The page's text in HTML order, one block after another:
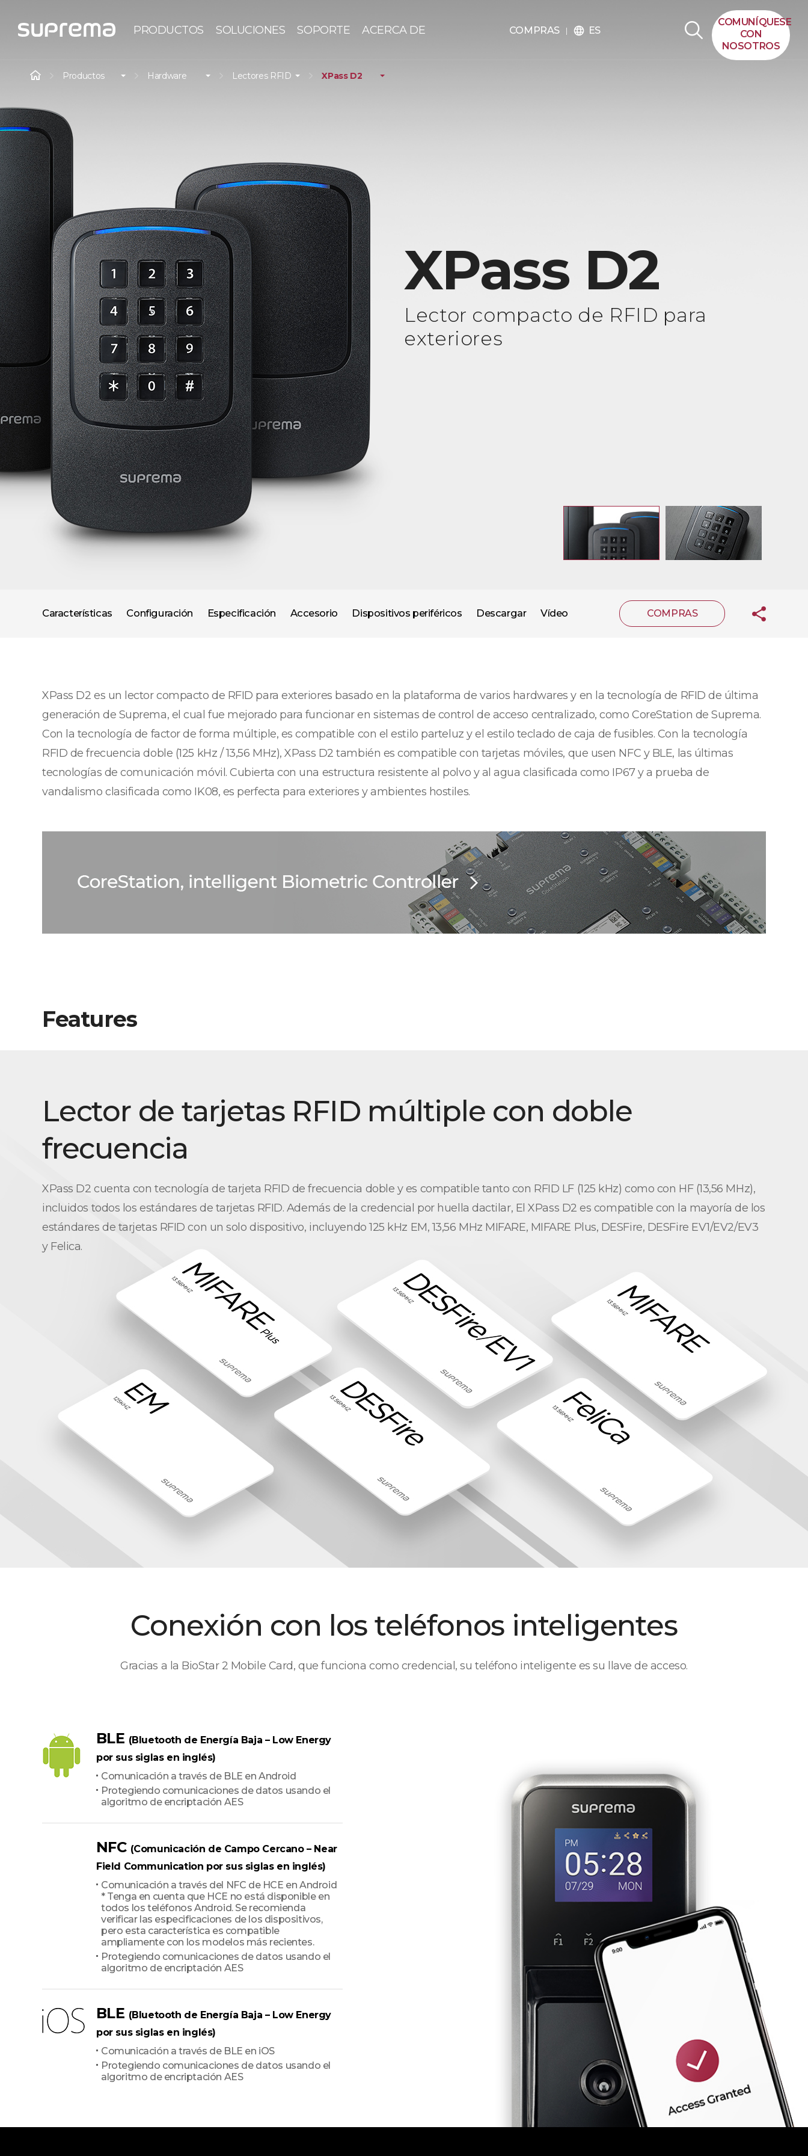
PRODUCTOS SOLUCIONES SOPORTE ACERCA DE COMPRAS language ES
COMUNÍQUESE
CON
NOSOTROS
XPass D2
Lector compacto de RFID para
exteriores
Productos Hardware Lectores RFID XPass D2
Características Configuración Especificación Accesorio Dispositivos periféricos Descargar Vídeo COMPRAS
XPass D2 es un lector compacto de RFID para exteriores basado en la plataforma de varios hardwares y en la tecnología de RFID de última
generación de Suprema, el cual fue mejorado para funcionar en sistemas de control de acceso centralizado, como CoreStation de Suprema.
Con la tecnología de factor de forma múltiple, es compatible con el estilo parteluz y el estilo teclado de caja de fusibles. Con la tecnología
RFID de frecuencia doble (125 kHz / 13,56 MHz), XPass D2 también es compatible con tarjetas móviles, que usen NFC y BLE, las últimas
tecnologías de comunicación móvil. Cubierta con una estructura resistente al polvo y al agua clasificada como IP67 y a prueba de
vandalismo clasificada como IK08, es perfecta para exteriores y ambientes hostiles.
Features
Lector de tarjetas RFID múltiple con doble
frecuencia
XPass D2 cuenta con tecnología de tarjeta RFID de frecuencia doble y es compatible tanto con RFID LF (125 kHz) como con HF (13,56 MHz),
incluidos todos los estándares de tarjetas RFID. Además de la credencial por huella dactilar, El XPass D2 es compatible con la mayoría de los
estándares de tarjetas RFID con un solo dispositivo, incluyendo 125 kHz EM, 13,56 MHz MIFARE, MIFARE Plus, DESFire, DESFire EV1/EV2/EV3
y Felica.
Conexión con los teléfonos inteligentes
Gracias a la BioStar 2 Mobile Card, que funciona como credencial, su teléfono inteligente es su llave de acceso.
BLE (Bluetooth de Energía Baja – Low Energy
por sus siglas en inglés)
Comunicación a través de BLE en Android
Protegiendo comunicaciones de datos usando el
algoritmo de encriptación AES
NFC (Comunicación de Campo Cercano – Near
Field Communication por sus siglas en inglés)
Comunicación a través del NFC de HCE en Android
* Tenga en cuenta que HCE no está disponible en
todos los teléfonos Android. Se recomienda
verificar las especificaciones de los dispositivos,
pero esta característica es compatible
ampliamente con los modelos más recientes.
Protegiendo comunicaciones de datos usando el
algoritmo de encriptación AES
BLE (Bluetooth de Energía Baja – Low Energy
por sus siglas en inglés)
Comunicación a través de BLE en iOS
Protegiendo comunicaciones de datos usando el
algoritmo de encriptación AES